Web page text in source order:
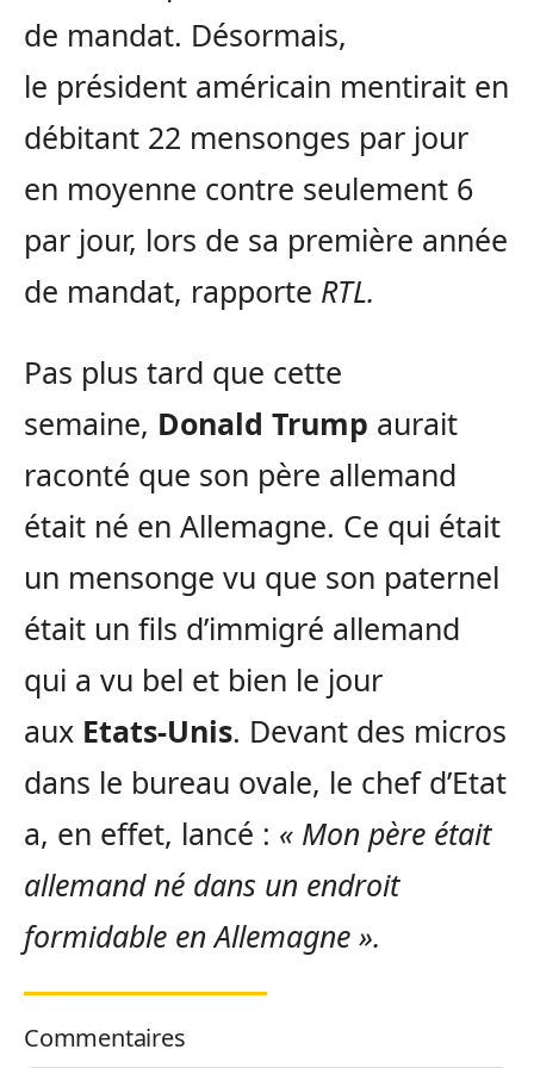
de mandat. Désormais,
le président américain mentirait en
débitant 22 mensonges par jour
en moyenne contre seulement 6
par jour, lors de sa première année
de mandat, rapporte RTL.
Pas plus tard que cette
semaine, Donald Trump aurait
raconté que son père allemand
était né en Allemagne. Ce qui était
un mensonge vu que son paternel
était un fils d’immigré allemand
qui a vu bel et bien le jour
aux Etats-Unis. Devant des micros
dans le bureau ovale, le chef d’Etat
a, en effet, lancé : « Mon père était
allemand né dans un endroit
formidable en Allemagne ».
Commentaires